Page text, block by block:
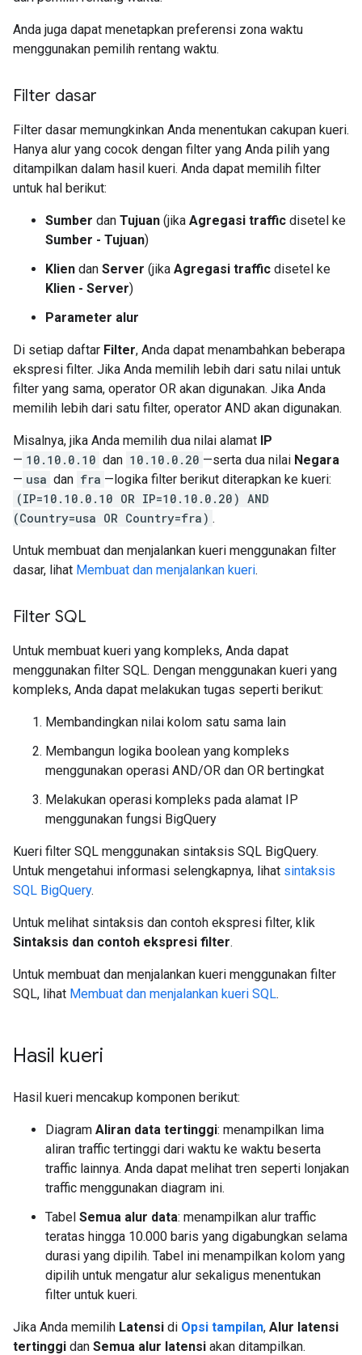
Anda juga dapat menetapkan preferensi zona waktu
menggunakan pemilih rentang waktu.
Filter dasar
Filter dasar memungkinkan Anda menentukan cakupan kueri.
Hanya alur yang cocok dengan filter yang Anda pilih yang
ditampilkan dalam hasil kueri. Anda dapat memilih filter
untuk hal berikut:
Sumber dan Tujuan (jika Agregasi traffic disetel ke
Sumber - Tujuan)
Klien dan Server (jika Agregasi traffic disetel ke
Klien - Server)
Parameter alur
Di setiap daftar Filter, Anda dapat menambahkan beberapa
ekspresi filter. Jika Anda memilih lebih dari satu nilai untuk
filter yang sama, operator OR akan digunakan. Jika Anda
memilih lebih dari satu filter, operator AND akan digunakan.
Misalnya, jika Anda memilih dua nilai alamat IP
— 10.10.0.10 dan 10.10.0.20 —serta dua nilai Negara
— usa dan fra —logika filter berikut diterapkan ke kueri:
(IP=10.10.0.10 OR IP=10.10.0.20) AND
(Country=usa OR Country=fra) .
Untuk membuat dan menjalankan kueri menggunakan filter
dasar, lihat Membuat dan menjalankan kueri.
Filter SQL
Untuk membuat kueri yang kompleks, Anda dapat
menggunakan filter SQL. Dengan menggunakan kueri yang
kompleks, Anda dapat melakukan tugas seperti berikut:
Membandingkan nilai kolom satu sama lain
Membangun logika boolean yang kompleks
menggunakan operasi AND/OR dan OR bertingkat
Melakukan operasi kompleks pada alamat IP
menggunakan fungsi BigQuery
Kueri filter SQL menggunakan sintaksis SQL BigQuery.
Untuk mengetahui informasi selengkapnya, lihat sintaksis
SQL BigQuery.
Untuk melihat sintaksis dan contoh ekspresi filter, klik
Sintaksis dan contoh ekspresi filter.
Untuk membuat dan menjalankan kueri menggunakan filter
SQL, lihat Membuat dan menjalankan kueri SQL.
Hasil kueri
Hasil kueri mencakup komponen berikut:
Diagram Aliran data tertinggi: menampilkan lima
aliran traffic tertinggi dari waktu ke waktu beserta
traffic lainnya. Anda dapat melihat tren seperti lonjakan
traffic menggunakan diagram ini.
Tabel Semua alur data: menampilkan alur traffic
teratas hingga 10.000 baris yang digabungkan selama
durasi yang dipilih. Tabel ini menampilkan kolom yang
dipilih untuk mengatur alur sekaligus menentukan
filter untuk kueri.
Jika Anda memilih Latensi di Opsi tampilan, Alur latensi
tertinggi dan Semua alur latensi akan ditampilkan.